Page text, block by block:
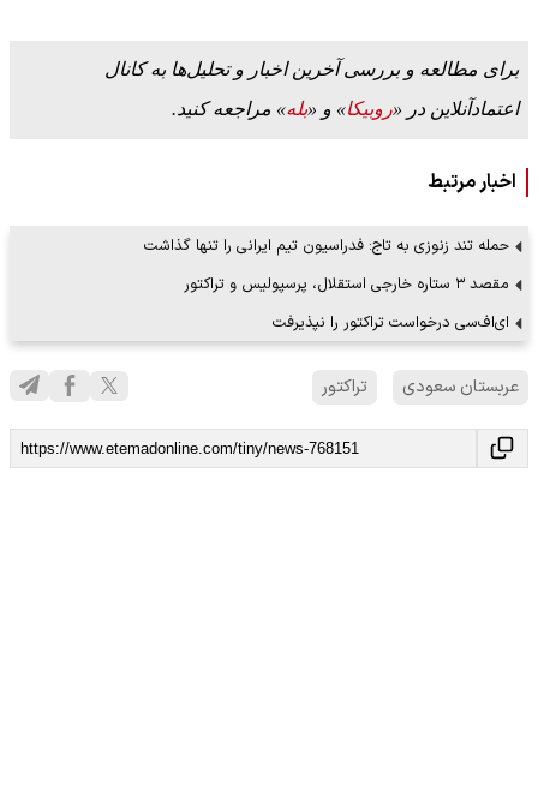
برای مطالعه و بررسی آخرین اخبار و تحلیل‌ها به کانال
اعتمادآنلاین در «روبیکا» و «بله» مراجعه کنید.
اخبار مرتبط
حمله تند زنوزی به تاج: فدراسیون تیم ایرانی را تنها گذاشت
مقصد ۳ ستاره خارجی استقلال، پرسپولیس و تراکتور
ای‌اف‌سی درخواست تراکتور را نپذیرفت
عربستان سعودی تراکتور